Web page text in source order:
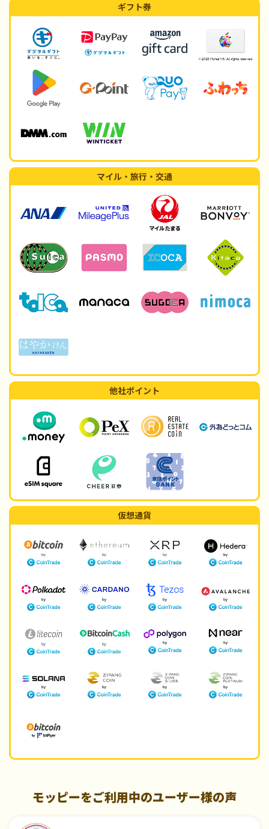
ギフト券
マイル・旅行・交通
他社ポイント
仮想通貨
モッピーをご利用中のユーザー様の声